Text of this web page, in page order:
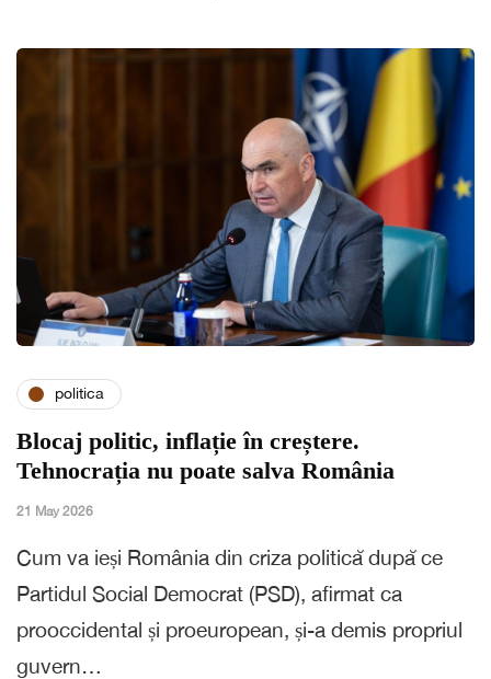
politica
Blocaj politic, inflație în creștere.
Tehnocrația nu poate salva România
21 May 2026
Cum va ieși România din criza politică după ce
Partidul Social Democrat (PSD), afirmat ca
prooccidental și proeuropean, și-a demis propriul
guvern…